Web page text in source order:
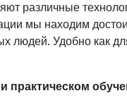
различные
мы находим
людей. Удобно как
практическом